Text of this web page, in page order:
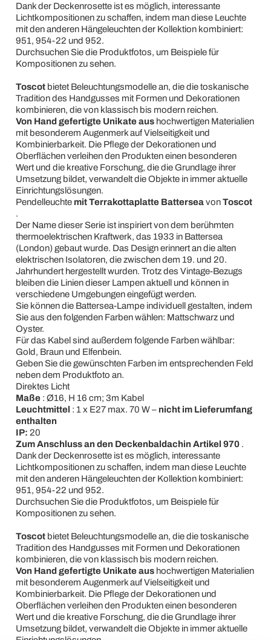
Dank der Deckenrosette ist es möglich, interessante
Lichtkompositionen zu schaffen, indem man diese Leuchte
mit den anderen Hängeleuchten der Kollektion kombiniert:
951, 954-22 und 952.
Durchsuchen Sie die Produktfotos, um Beispiele für
Kompositionen zu sehen.
Toscotbietet Beleuchtungsmodelle an, die die toskanische
Tradition des Handgusses mit Formen und Dekorationen
kombinieren, die von klassisch bis modern reichen.
Von Hand gefertigte Unikate aushochwertigen Materialien
mit besonderem Augenmerk auf Vielseitigkeit und
Kombinierbarkeit. Die Pflege der Dekorationen und
Oberflächen verleihen den Produkten einen besonderen
Wert und die kreative Forschung, die die Grundlage ihrer
Umsetzung bildet, verwandelt die Objekte in immer aktuelle
Einrichtungslösungen.
Pendelleuchte mit Terrakottaplatte BatterseavonToscot
.
Der Name dieser Serie ist inspiriert von dem berühmten
thermoelektrischen Kraftwerk, das 1933 in Battersea
(London) gebaut wurde. Das Design erinnert an die alten
elektrischen Isolatoren, die zwischen dem 19. und 20.
Jahrhundert hergestellt wurden. Trotz des Vintage-Bezugs
bleiben die Linien dieser Lampen aktuell und können in
verschiedene Umgebungen eingefügt werden.
Sie können die Battersea-Lampe individuell gestalten, indem
Sie aus den folgenden Farben wählen: Mattschwarz und
Oyster.
Für das Kabel sind außerdem folgende Farben wählbar:
Gold, Braun und Elfenbein.
Geben Sie die gewünschten Farben im entsprechenden Feld
neben dem Produktfoto an.
Direktes Licht
Maße: Ø16, H 16 cm; 3m Kabel
Leuchtmittel : 1 x E27 max. 70 W – nicht im Lieferumfang
enthalten
IP: 20
Zum Anschluss an den Deckenbaldachin Artikel 970.
Dank der Deckenrosette ist es möglich, interessante
Lichtkompositionen zu schaffen, indem man diese Leuchte
mit den anderen Hängeleuchten der Kollektion kombiniert:
951, 954-22 und 952.
Durchsuchen Sie die Produktfotos, um Beispiele für
Kompositionen zu sehen.
Toscotbietet Beleuchtungsmodelle an, die die toskanische
Tradition des Handgusses mit Formen und Dekorationen
kombinieren, die von klassisch bis modern reichen.
Von Hand gefertigte Unikate aushochwertigen Materialien
mit besonderem Augenmerk auf Vielseitigkeit und
Kombinierbarkeit. Die Pflege der Dekorationen und
Oberflächen verleihen den Produkten einen besonderen
Wert und die kreative Forschung, die die Grundlage ihrer
Umsetzung bildet, verwandelt die Objekte in immer aktuelle